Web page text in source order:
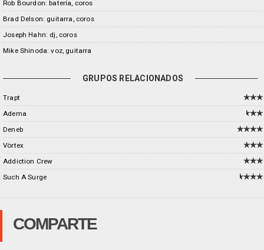
Rob Bourdon: batería, coros
Brad Delson: guitarra, coros
Joseph Hahn: dj, coros
Mike Shinoda: voz, guitarra
GRUPOS RELACIONADOS
Trapt
Adema
Deneb
Vörtex
Addiction Crew
Such A Surge
COMPARTE